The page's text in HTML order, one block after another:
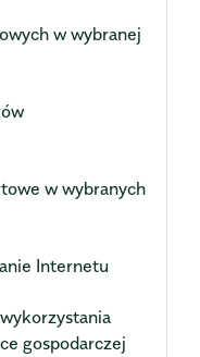
w wybranej
w wybranych
Internetu
gospodarczej